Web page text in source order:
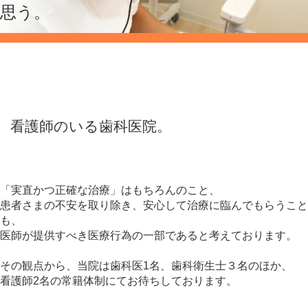
思う。
看護師のいる歯科医院。
「実直かつ正確な治療」はもちろんのこと、
患者さまの不安を取り除き、安心して治療に臨んでもらうこと
も、
医師が提供すべき医療行為の一部であると考えております。
その観点から、当院は歯科医1名、歯科衛生士３名のほか、
看護師2名の常籍体制にてお待ちしております。